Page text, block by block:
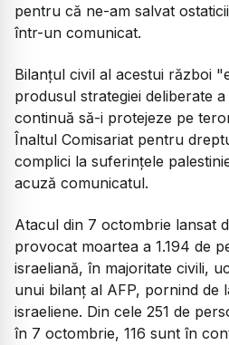
pentru că ne-am salvat
într-un comunicat.
Bilanţul civil al acestui război
produsul strategiei deliberate
continuă să-i protejeze pe
Înaltul Comisariat pentru
complici la suferinţele
acuză comunicatul.
Atacul din 7 octombrie lansat
provocat moartea a 1.194 de
israeliană, în majoritate civili,
unui bilanţ al AFP, pornind de
israeliene. Din cele 251 de
în 7 octombrie, 116 sunt în